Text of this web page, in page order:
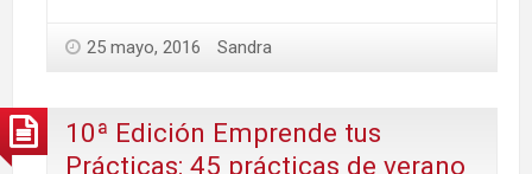
25 mayo, 2016 Sandra
10ª Edición Emprende tus
Prácticas: 45 prácticas de verano